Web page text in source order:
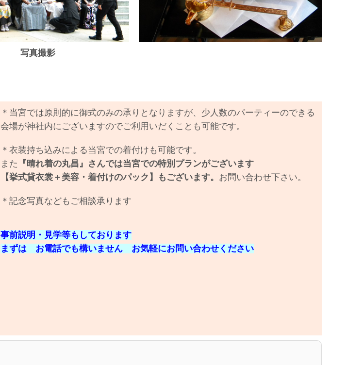
写真撮影
＊当宮では原則的に御式のみの承りとなりますが、 少人数のパーティーのできる
会場が神社内にございますのでご利用いだくことも可能です。
＊衣装持ち込みによる当宮での着付けも可能です。
また 『晴れ着の丸昌』 さんでは当宮での特別プランがございます
【挙式貸衣裳＋美容・着付けのパック】もございます。 お問い合わせ下さい。
＊記念写真などもご相談承ります
事前説明・見学等もしております
まずは お電話でも構いません お気軽にお問い合わせください